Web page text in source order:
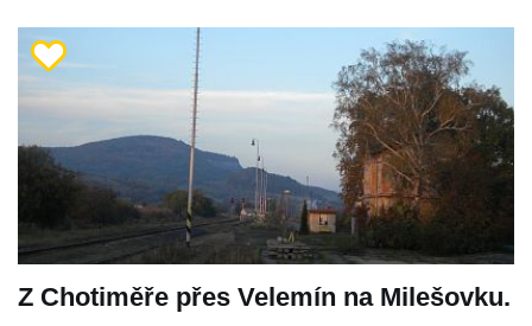
Z Chotiměře přes Velemín na Milešovku.